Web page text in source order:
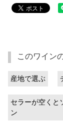
このワイン
産地で選ぶ
セラーが空くと
ン